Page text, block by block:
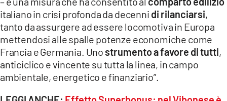
italiano in crisi profonda da decenni di rilanciarsi,
tanto da assurgere ad essere locomotiva in Europa
mettendosi alle spalle potenze economiche come
Francia e Germania. Uno strumento a favore di tutti,
anticiclico e vincente su tutta la linea, in campo
ambientale, energetico e finanziario”.